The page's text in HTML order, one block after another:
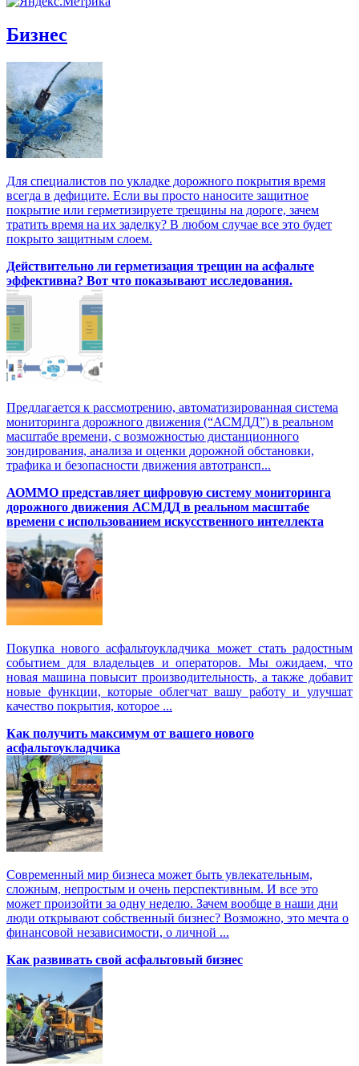
Бизнес
Для специалистов по укладке дорожного покрытия время
всегда в дефиците. Если вы просто наносите защитное
покрытие или герметизируете трещины на дороге, зачем
тратить время на их заделку? В любом случае все это будет
покрыто защитным слоем.
Действительно ли герметизация трещин на асфальте
эффективна? Вот что показывают исследования.
Предлагается к рассмотрению, автоматизированная система
мониторинга дорожного движения (“АСМДД”) в реальном
масштабе времени, с возможностью дистанционного
зондирования, анализа и оценки дорожной обстановки,
трафика и безопасности движения автотрансп...
АОММО представляет цифровую cистему мониторинга
дорожного движения АСМДД в реальном масштабе
времени с использованием искусственного интеллекта
Покупка нового асфальтоукладчика может стать радостным
событием для владельцев и операторов. Мы ожидаем, что
новая машина повысит производительность, а также добавит
новые функции, которые облегчат вашу работу и улучшат
качество покрытия, которое ...
Как получить максимум от вашего нового
асфальтоукладчика
Современный мир бизнеса может быть увлекательным,
сложным, непростым и очень перспективным. И все это
может произойти за одну неделю. Зачем вообще в наши дни
люди открывают собственный бизнес? Возможно, это мечта о
финансовой независимости, о личной ...
Как развивать свой асфальтовый бизнес